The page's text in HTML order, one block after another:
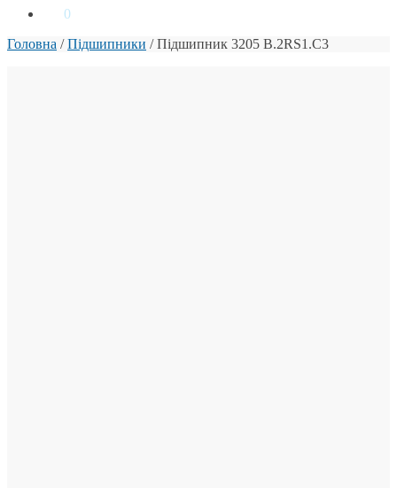
0
Головна /Підшипники /Підшипник 3205 B.2RS1.C3